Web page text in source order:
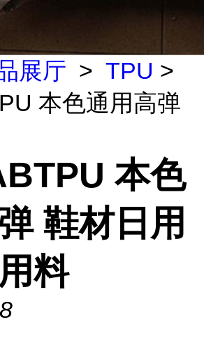
展厅 > TPU >
本色通用高弹
本色
鞋材日用
料